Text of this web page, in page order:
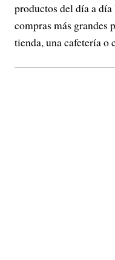
productos del día a
compras más grandes
tienda, una cafetería